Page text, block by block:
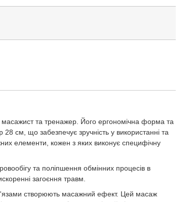
та тренажер. Його ергономічна форма та
см, що забезпечує зручність у використанні та
елементи, кожен з яких виконує специфічну
та поліпшення обмінних процесів в
загоєння травм.
м'язами створюють масажний ефект. Цей масаж